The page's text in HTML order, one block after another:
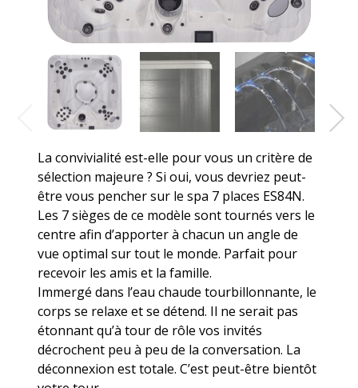
La convivialité est-elle pour vous un critère de
sélection majeure ? Si oui, vous devriez peut-
être vous pencher sur le spa 7 places ES84N.
Les 7 sièges de ce modèle sont tournés vers le
centre afin d’apporter à chacun un angle de
vue optimal sur tout le monde. Parfait pour
recevoir les amis et la famille.
Immergé dans l’eau chaude tourbillonnante, le
corps se relaxe et se détend. Il ne serait pas
étonnant qu’à tour de rôle vos invités
décrochent peu à peu de la conversation. La
déconnexion est totale. C’est peut-être bientôt